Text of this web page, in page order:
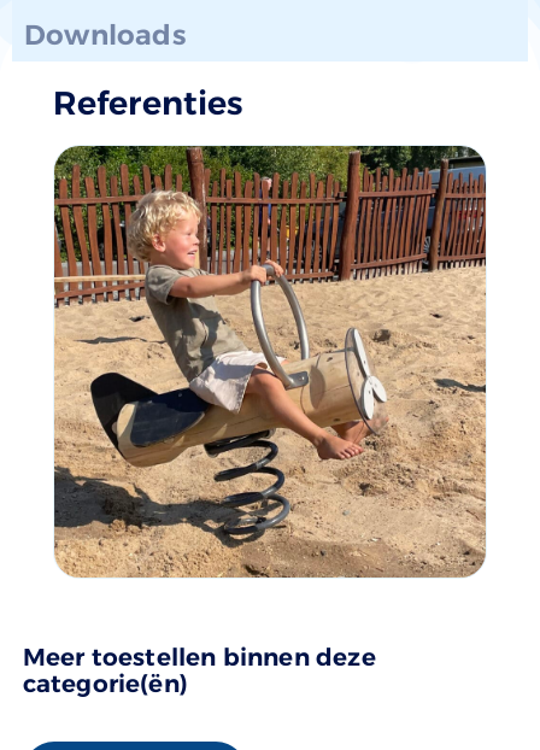
Downloads
Referenties
Meer toestellen binnen deze
categorie(ën)